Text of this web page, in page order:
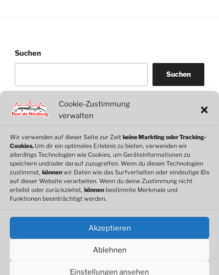
Cookie-Zustimmung
verwalten
Wir verwenden auf dieser Seite zur Zeit keine Markting oder Tracking-
Cookies. Um dir ein optimales Erlebnis zu bieten, verwenden wir
allerdings Technologien wie Cookies, um Geräteinformationen zu
speichern und/oder darauf zuzugreifen. Wenn du diesen Technologien
zustimmst, können wir Daten wie das Surfverhalten oder eindeutige IDs
auf dieser Website verarbeiten. Wenn du deine Zustimmung nicht
erteilst oder zurückziehst, können bestimmte Merkmale und
Funktionen beeinträchtigt werden.
Akzeptieren
Ablehnen
Einstellungen ansehen
Suchen
Suchen
WordPress
WhatsApp
Facebook
Link
© 2026 Motorclub Neuburg e.V.
Cookie-Richtlinie
Impressum